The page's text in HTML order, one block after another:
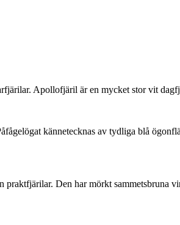
Apollofjäril är en mycket stor vit
kännetecknas av tydliga blå
praktfjärilar. Den har mörkt sammetsbruna